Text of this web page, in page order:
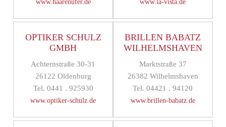
www.haarenufer.de www.la-vista.de
OPTIKER SCHULZ
GMBH
Achternstraße 30-31
26122 Oldenburg
Tel. 0441 . 925930
www.optiker-schulz.de
BRILLEN BABATZ
WILHELMSHAVEN
Marktstraße 37
26382 Wilhelmshaven
Tel. 04421 . 94120
www.brillen-babatz.de